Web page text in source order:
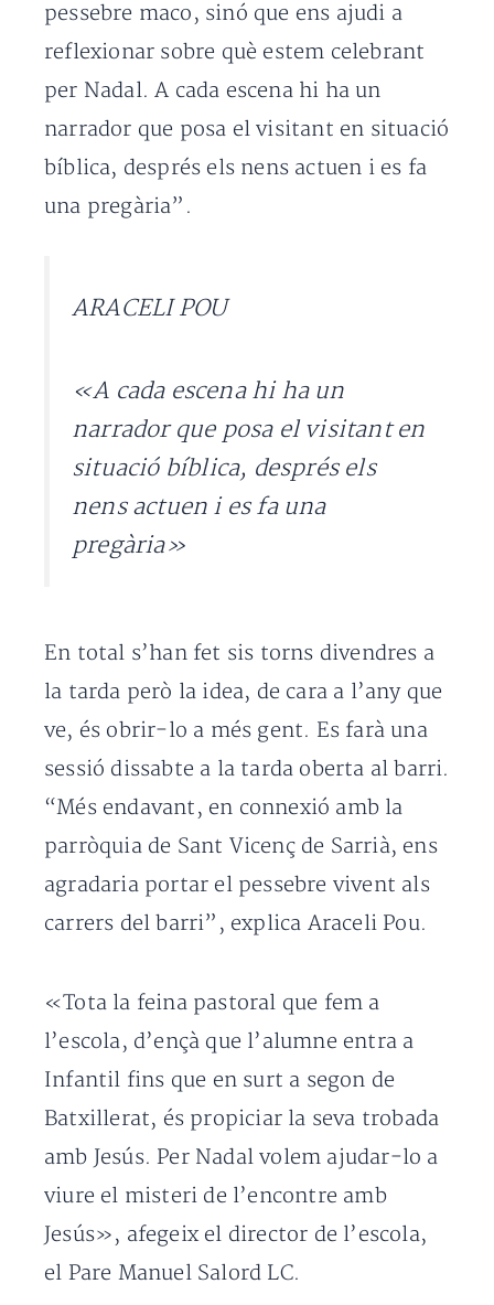
pessebre maco, sinó que ens ajudi a
reflexionar sobre què estem celebrant
per Nadal. A cada escena hi ha un
narrador que posa el visitant en situació
bíblica, després els nens actuen i es fa
una pregària”.
ARACELI POU
«A cada escena hi ha un
narrador que posa el visitant en
situació bíblica, després els
nens actuen i es fa una
pregària»
En total s’han fet sis torns divendres a
la tarda però la idea, de cara a l’any que
ve, és obrir-lo a més gent. Es farà una
sessió dissabte a la tarda oberta al barri.
“Més endavant, en connexió amb la
parròquia de Sant Vicenç de Sarrià, ens
agradaria portar el pessebre vivent als
carrers del barri”, explica Araceli Pou.
«Tota la feina pastoral que fem a
l’escola, d’ençà que l’alumne entra a
Infantil fins que en surt a segon de
Batxillerat, és propiciar la seva trobada
amb Jesús. Per Nadal volem ajudar-lo a
viure el misteri de l’encontre amb
Jesús», afegeix el director de l’escola,
el Pare Manuel Salord LC.